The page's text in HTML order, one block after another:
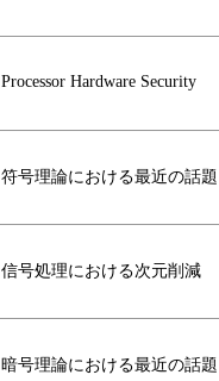
Processor Hardware Security
符号理論における最近の話題
信号処理における次元削減
暗号理論における最近の話題